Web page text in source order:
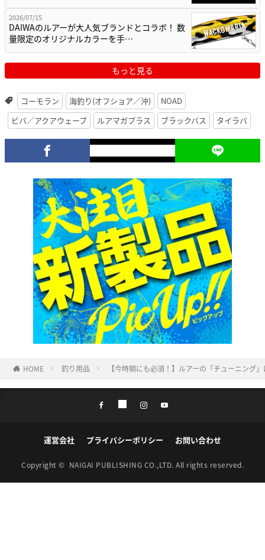
2026/07/15
DAIWAのルアーが大人気ブランドとコラボ！ 数
量限定のオリジナルカラーを手…
もっと見る
コーモラン 海釣り(オフショア／沖)
NOAD
ビバ／アクアウェーブ
ルアマガプラス ブラックバス タイラバ
HOME 釣り用品 【今時期にも必須！】ルアーの「チューニング
運営会社 プライバシーポリシー お問い合わせ
Copyright © NAIGAI PUBLISHING CO.,LTD. All rights reserved.